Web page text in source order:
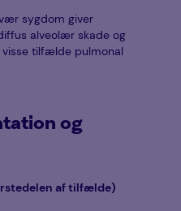
sygdom giver
alveolær skade og
visse tilfælde pulmonal
og
af tilfælde)